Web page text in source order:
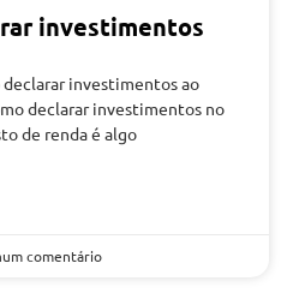
investimentos
declarar investimentos ao
declarar investimentos no
de renda é algo
comentário